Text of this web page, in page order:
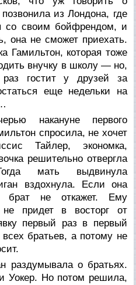
из Лондона, где
со своим бойфрендом, и
она не сможет приехать.
Гамильтон, которая тоже
внучку в школу — но,
гостит у друзей за
еще недельки на
накануне первого
спросила, не хочет
Тайлер, экономка,
решительно отвергла
мать выдвинула
вздохнула. Если она
брат не откажет. Ему
придет в восторг от
первый раз в первый
братьев, а потому не
раздумывала о братьях.
Уокер. Но потом решила,